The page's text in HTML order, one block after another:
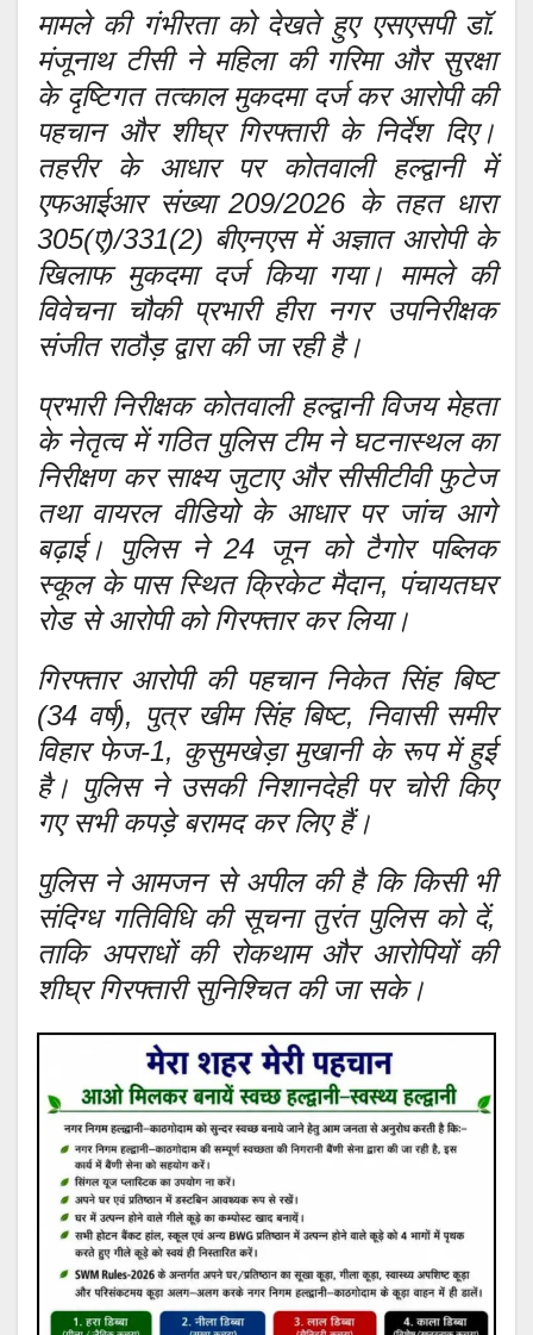
मामले की गंभीरता को देखते हुए एसएसपी डॉ.
मंजूनाथ टीसी ने महिला की गरिमा और सुरक्षा
के दृष्टिगत तत्काल मुकदमा दर्ज कर आरोपी की
पहचान और शीघ्र गिरफ्तारी के निर्देश दिए।
तहरीर के आधार पर कोतवाली हल्द्वानी में
एफआईआर संख्या 209/2026 के तहत धारा
305(ए)/331(2) बीएनएस में अज्ञात आरोपी के
खिलाफ मुकदमा दर्ज किया गया। मामले की
विवेचना चौकी प्रभारी हीरा नगर उपनिरीक्षक
संजीत राठौड़ द्वारा की जा रही है।
प्रभारी निरीक्षक कोतवाली हल्द्वानी विजय मेहता
के नेतृत्व में गठित पुलिस टीम ने घटनास्थल का
निरीक्षण कर साक्ष्य जुटाए और सीसीटीवी फुटेज
तथा वायरल वीडियो के आधार पर जांच आगे
बढ़ाई। पुलिस ने 24 जून को टैगोर पब्लिक
स्कूल के पास स्थित क्रिकेट मैदान, पंचायतघर
रोड से आरोपी को गिरफ्तार कर लिया।
गिरफ्तार आरोपी की पहचान निकेत सिंह बिष्ट
(34 वर्ष), पुत्र खीम सिंह बिष्ट, निवासी समीर
विहार फेज-1, कुसुमखेड़ा मुखानी के रूप में हुई
है। पुलिस ने उसकी निशानदेही पर चोरी किए
गए सभी कपड़े बरामद कर लिए हैं।
पुलिस ने आमजन से अपील की है कि किसी भी
संदिग्ध गतिविधि की सूचना तुरंत पुलिस को दें,
ताकि अपराधों की रोकथाम और आरोपियों की
शीघ्र गिरफ्तारी सुनिश्चित की जा सके।